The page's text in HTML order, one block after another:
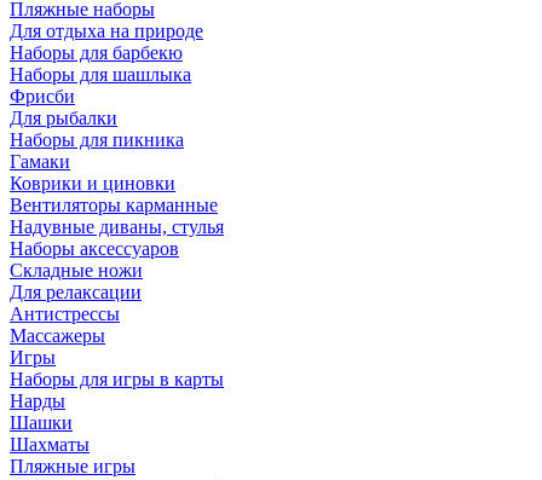
Пляжные наборы
Для отдыха на природе
Наборы для барбекю
Наборы для шашлыка
Фрисби
Для рыбалки
Наборы для пикника
Гамаки
Коврики и циновки
Вентиляторы карманные
Надувные диваны, стулья
Наборы аксессуаров
Складные ножи
Для релаксации
Антистрессы
Массажеры
Игры
Наборы для игры в карты
Нарды
Шашки
Шахматы
Пляжные игры